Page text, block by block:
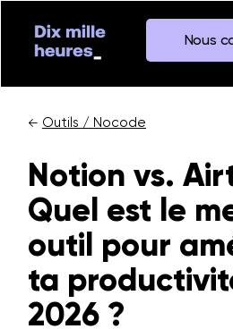
Nous
← Outils / Nocode
Notion vs.
Quel est le
outil pour
ta
2026 ?